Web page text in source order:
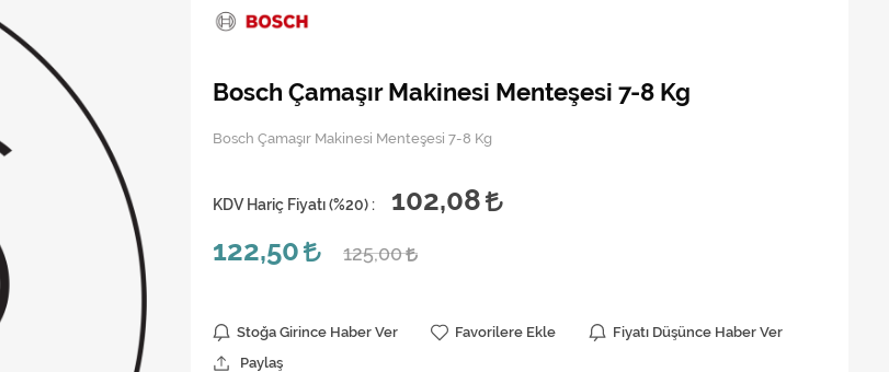
Bosch Çamaşır Makinesi Menteşesi 7-8 Kg
Bosch Çamaşır Makinesi Menteşesi 7-8 Kg
KDV Hariç Fiyatı (%20) :
102,08
122,50
125,00
Stoğa Girince Haber Ver Favorilere Ekle
Fiyatı Düşünce Haber Ver
Paylaş